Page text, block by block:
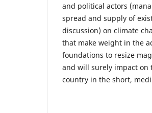
and political actors
spread and supply of
discussion) on climate
that make weight in the
foundations to resize
and will surely impact on
country in the short,